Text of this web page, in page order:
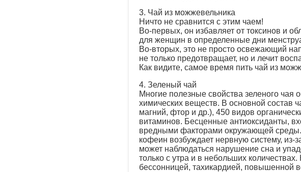
3. Чай из можжевельника
Ничто не сравнится с этим чаем!
Во-первых, он избавляет от токсинов и
для женщин в определенные дни
Во-вторых, это не просто освежающий
не только предотвращает, но и лечит
Как видите, самое время пить чай из
4. Зеленый чай
Многие полезные свойства зеленого
химических веществ. В основной состав
магний, фтор и др.), 450 видов
витаминов. Бесценные антиоксиданты,
вредными факторами окружающей среды.
кофеин возбуждает нервную систему,
может наблюдаться нарушение сна и
только с утра и в небольших
бессонницей, тахикардией, повышенной